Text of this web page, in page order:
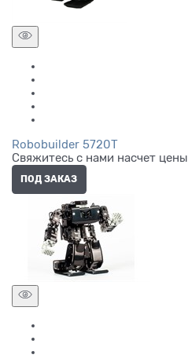
Robobuilder 5720T
Свяжитесь с нами насчет цены
ПОД ЗАКАЗ